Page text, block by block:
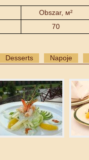
Obszar, м²
70
Desserts Napoje